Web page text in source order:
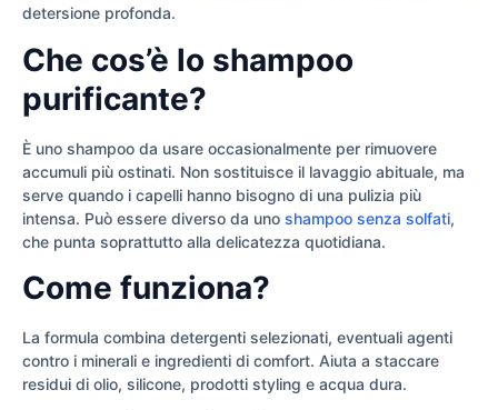
detersione profonda.
Che cos’è lo shampoo
purificante?
È uno shampoo da usare occasionalmente per rimuovere
accumuli più ostinati. Non sostituisce il lavaggio abituale, ma
serve quando i capelli hanno bisogno di una pulizia più
intensa. Può essere diverso da uno shampoo senza solfati,
che punta soprattutto alla delicatezza quotidiana.
Come funziona?
La formula combina detergenti selezionati, eventuali agenti
contro i minerali e ingredienti di comfort. Aiuta a staccare
residui di olio, silicone, prodotti styling e acqua dura.